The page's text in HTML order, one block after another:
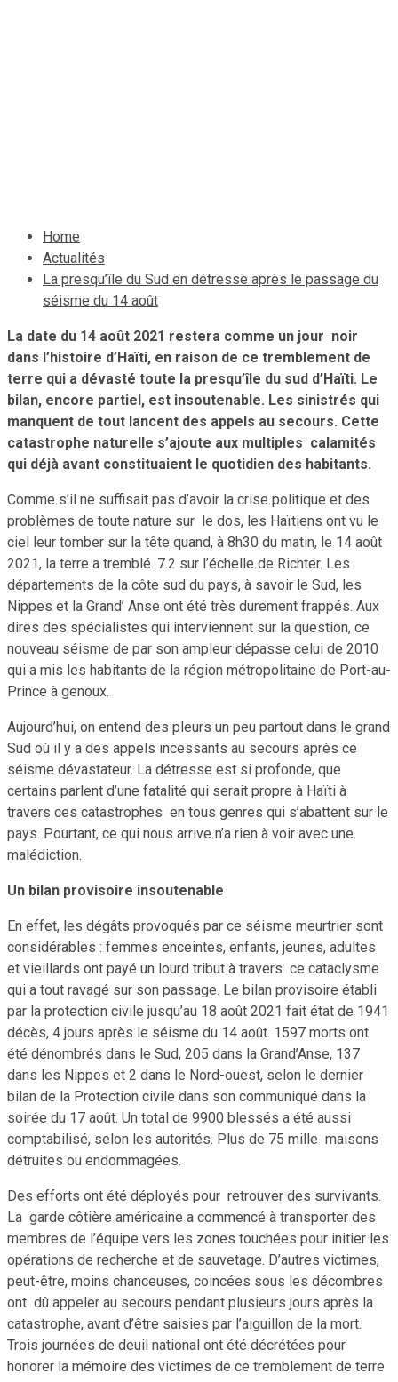
Home
Actualités
La presqu’île du Sud en détresse après le passage du
séisme du 14 août
La date du 14 août 2021 restera comme un jour noir
dans l’histoire d’Haïti, en raison de ce tremblement de
terre qui a dévasté toute la presqu’île du sud d’Haïti. Le
bilan, encore partiel, est insoutenable. Les sinistrés qui
manquent de tout lancent des appels au secours. Cette
catastrophe naturelle s’ajoute aux multiples calamités
qui déjà avant constituaient le quotidien des habitants.
Comme s’il ne suffisait pas d’avoir la crise politique et des
problèmes de toute nature sur le dos, les Haïtiens ont vu le
ciel leur tomber sur la tête quand, à 8h30 du matin, le 14 août
2021, la terre a tremblé. 7.2 sur l’échelle de Richter. Les
départements de la côte sud du pays, à savoir le Sud, les
Nippes et la Grand’ Anse ont été très durement frappés. Aux
dires des spécialistes qui interviennent sur la question, ce
nouveau séisme de par son ampleur dépasse celui de 2010
qui a mis les habitants de la région métropolitaine de Port-au-
Prince à genoux.
Aujourd’hui, on entend des pleurs un peu partout dans le grand
Sud où il y a des appels incessants au secours après ce
séisme dévastateur. La détresse est si profonde, que
certains parlent d’une fatalité qui serait propre à Haïti à
travers ces catastrophes en tous genres qui s’abattent sur le
pays. Pourtant, ce qui nous arrive n’a rien à voir avec une
malédiction.
Un bilan provisoire insoutenable
En effet, les dégâts provoqués par ce séisme meurtrier sont
considérables : femmes enceintes, enfants, jeunes, adultes
et vieillards ont payé un lourd tribut à travers ce cataclysme
qui a tout ravagé sur son passage. Le bilan provisoire établi
par la protection civile jusqu’au 18 août 2021 fait état de 1941
décès, 4 jours après le séisme du 14 août. 1597 morts ont
été dénombrés dans le Sud, 205 dans la Grand’Anse, 137
dans les Nippes et 2 dans le Nord-ouest, selon le dernier
bilan de la Protection civile dans son communiqué dans la
soirée du 17 août. Un total de 9900 blessés a été aussi
comptabilisé, selon les autorités. Plus de 75 mille maisons
détruites ou endommagées.
Des efforts ont été déployés pour retrouver des survivants.
La garde côtière américaine a commencé à transporter des
membres de l’équipe vers les zones touchées pour initier les
opérations de recherche et de sauvetage. D’autres victimes,
peut-être, moins chanceuses, coincées sous les décombres
ont dû appeler au secours pendant plusieurs jours après la
catastrophe, avant d’être saisies par l’aiguillon de la mort.
Trois journées de deuil national ont été décrétées pour
honorer la mémoire des victimes de ce tremblement de terre